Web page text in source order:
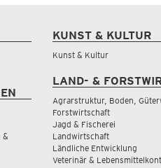
&
KUNST & KULTUR
Kunst & Kultur
LAND- &
Agrarstruktur, Boden,
Forstwirtschaft
Jagd & Fischerei
Landwirtschaft
Ländliche Entwicklung
Veterinär &